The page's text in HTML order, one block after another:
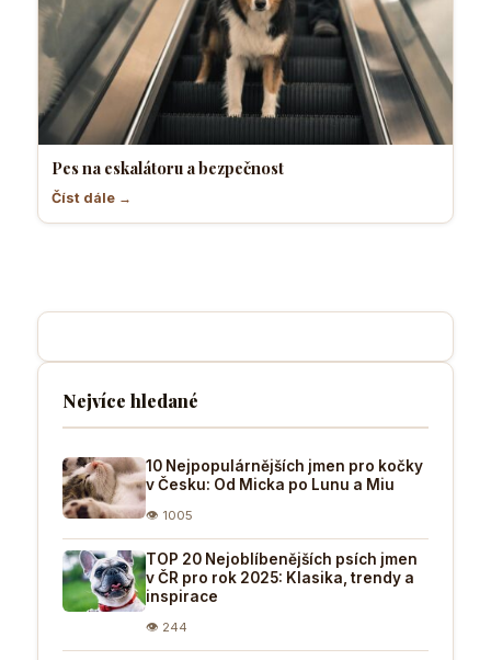
Pes na eskalátoru a bezpečnost
Číst dále →
Nejvíce hledané
10 Nejpopulárnějších jmen pro kočky
v Česku: Od Micka po Lunu a Miu
👁 1005
TOP 20 Nejoblíbenějších psích jmen
v ČR pro rok 2025: Klasika, trendy a
inspirace
👁 244